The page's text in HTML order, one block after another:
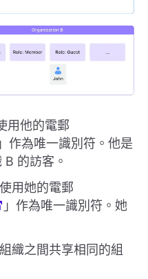
用他的電郵
」作為唯一識別符。他是
的訪客。
用她的電郵
」作為唯一識別符。她
織之間共享相同的組